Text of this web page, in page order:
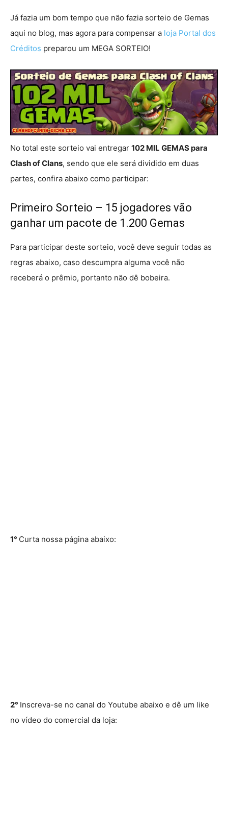
Já fazia um bom tempo que não fazia sorteio de Gemas
aqui no blog, mas agora para compensar a loja Portal dos
Créditos preparou um MEGA SORTEIO!
No total este sorteio vai entregar 102 MIL GEMAS para
Clash of Clans, sendo que ele será dividido em duas
partes, confira abaixo como participar:
Primeiro Sorteio – 15 jogadores vão
ganhar um pacote de 1.200 Gemas
Para participar deste sorteio, você deve seguir todas as
regras abaixo, caso descumpra alguma você não
receberá o prêmio, portanto não dê bobeira.
1° Curta nossa página abaixo:
2° Inscreva-se no canal do Youtube abaixo e dê um like
no vídeo do comercial da loja: